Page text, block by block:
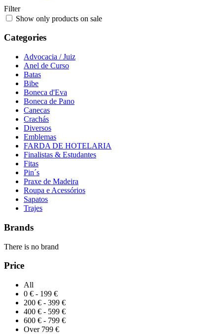
Filter
Show only products on sale
Categories
Advocacia / Juiz
Anel de Curso
Batas
Bibe
Boneca d'Eva
Boneca de Pano
Canecas
Crachás
Diversos
Emblemas
FARDA DE HOTELARIA
Finalistas & Estudantes
Fitas
Pin´s
Praxe de Madeira
Roupa e Acessórios
Sapatos
Trajes
Brands
There is no brand
Price
All
0 € - 199 €
200 € - 399 €
400 € - 599 €
600 € - 799 €
Over 799 €